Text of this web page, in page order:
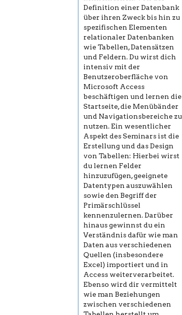
Definition einer Datenbank
über ihren Zweck bis hin zu
spezifischen Elementen
relationaler Datenbanken
wie Tabellen, Datensätzen
und Feldern. Du wirst dich
intensiv mit der
Benutzeroberfläche von
Microsoft Access
beschäftigen und lernen die
Startseite, die Menübänder
und Navigationsbereiche zu
nutzen. Ein wesentlicher
Aspekt des Seminars ist die
Erstellung und das Design
von Tabellen: Hierbei wirst
du lernen Felder
hinzuzufügen, geeignete
Datentypen auszuwählen
sowie den Begriff der
Primärschlüssel
kennenzulernen. Darüber
hinaus gewinnst du ein
Verständnis dafür wie man
Daten aus verschiedenen
Quellen (insbesondere
Excel) importiert und in
Access weiterverarbeitet.
Ebenso wird dir vermittelt
wie man Beziehungen
zwischen verschiedenen